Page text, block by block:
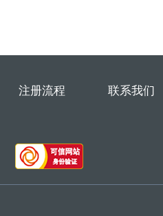
注册流程 联系我们